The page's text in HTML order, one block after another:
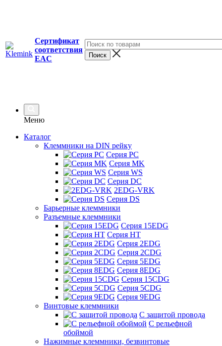
Сертификат
соответствия
EAC
Меню
Каталог
Клеммники на DIN рейку
Серия PC
Серия MK
Серия WS
Серия DC
2EDG-VRK
Серия DS
Барьерные клеммники
Разъемные клеммники
Серия 15EDG
Серия HT
Серия 2EDG
Серия 2CDG
Серия 5EDG
Серия 8EDG
Серия 15CDG
Серия 5CDG
Серия 9EDG
Винтовые клеммники
С защитой провода
C рельефной
обоймой
Нажимные клеммники, безвинтовые